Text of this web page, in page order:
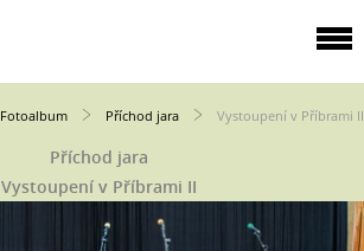
Fotoalbum Příchod jara Vystoupení v Příbrami II
Příchod jara
Vystoupení v Příbrami II